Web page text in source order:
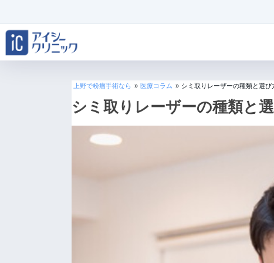
上野で粉瘤手術なら » 医療コラム » シミ取りレーザーの種類と選
シミ取りレーザーの種類と